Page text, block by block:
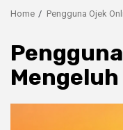
Home Pengguna Ojek
Mengeluh